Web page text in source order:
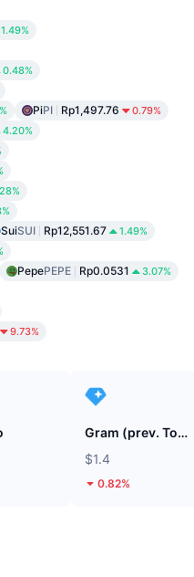
1.49%
0.48%
PiPI Rp1,497.76 0.79%
4.20%
SuiSUI Rp12,551.67 1.49%
PepePEPE Rp0.0531 3.07%
9.73%
Gram (prev. Toncoin)
$1.4
0.82%